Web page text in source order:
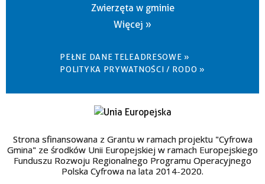
Zwierzęta w gminie
Więcej »
PEŁNE DANE TELEADRESOWE »
POLITYKA PRYWATNOŚCI / RODO »
Strona sfinansowana z Grantu w ramach projektu "Cyfrowa
Gmina" ze środków Unii Europejskiej w ramach Europejskiego
Funduszu Rozwoju Regionalnego Programu Operacyjnego
Polska Cyfrowa na lata 2014-2020.